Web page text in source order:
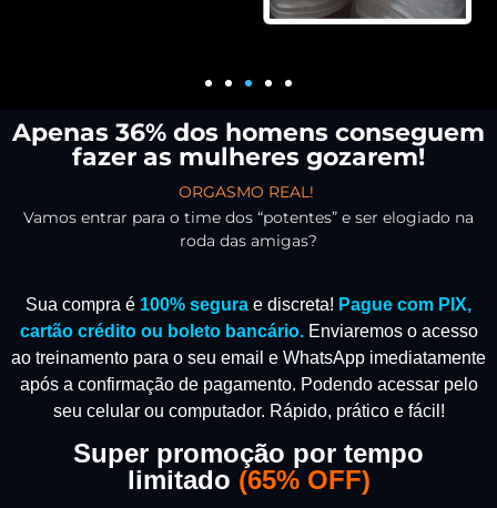
Apenas 36% dos homens conseguem
fazer as mulheres gozarem!
ORGASMO REAL!
Vamos entrar para o time dos “potentes” e ser elogiado na
roda das amigas?
Sua compra é 100% segura e discreta! Pague com PIX,
cartão crédito ou boleto bancário. Enviaremos o acesso
ao treinamento para o seu email e WhatsApp imediatamente
após a confirmação de pagamento. Podendo acessar pelo
seu celular ou computador. Rápido, prático e fácil!
Super promoção por tempo
limitado (65% OFF)